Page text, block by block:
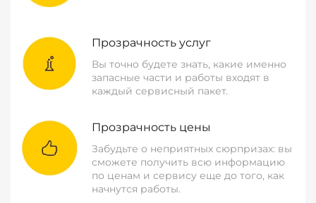
Прозрачность услуг
Вы точно будете знать, какие именно
запасные части и работы входят в
каждый сервисный пакет.
Прозрачность цены
Забудьте о неприятных сюрпризах: вы
сможете получить всю информацию
по ценам и сервису еще до того, как
начнутся работы.